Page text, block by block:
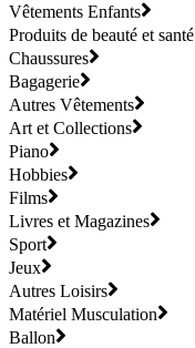
Vêtements Enfants
Produits de beauté et santé
Chaussures
Bagagerie
Autres Vêtements
Art et Collections
Piano
Hobbies
Films
Livres et Magazines
Sport
Jeux
Autres Loisirs
Matériel Musculation
Ballon